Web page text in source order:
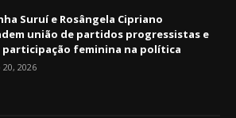
Suruí e Rosângela Cipriano
união de partidos progressistas e
participação feminina na política
20, 2026